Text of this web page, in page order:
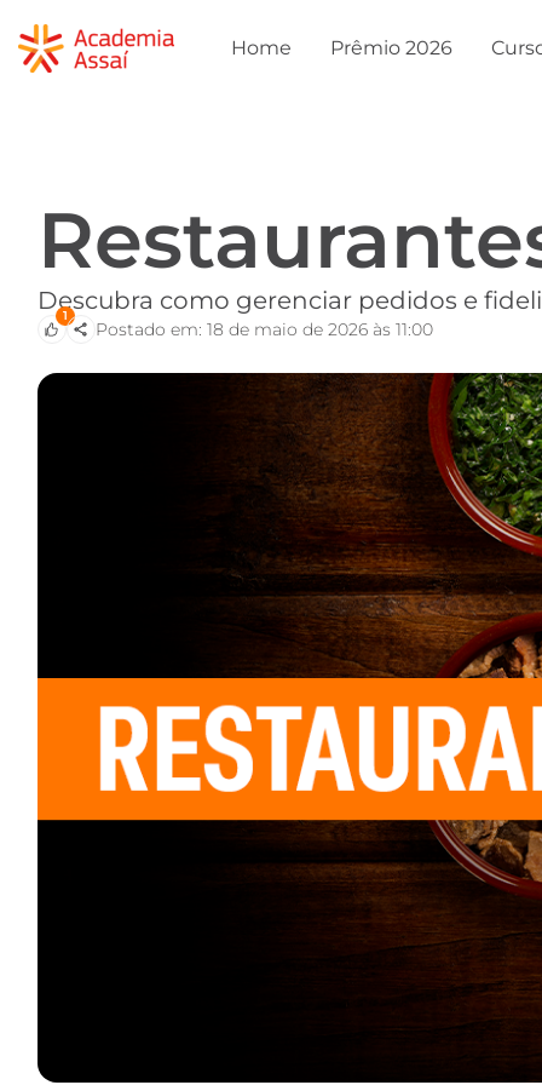
Home Prêmio 2026
Descubra como gerenciar pedidos e
1
Postado em: 18 de maio de 2026 às 11:00